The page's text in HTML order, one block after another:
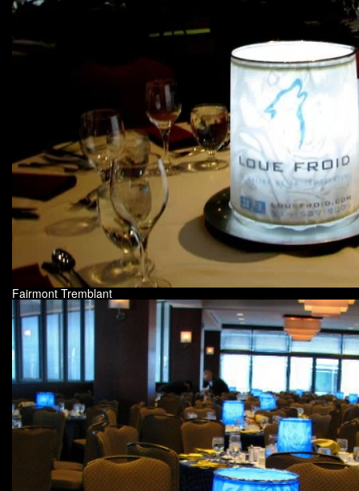
Fairmont Tremblant